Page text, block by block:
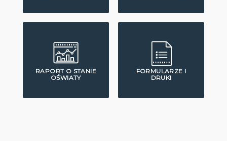
RAPORT O STANIE
OŚWIATY
FORMULARZE I
DRUKI